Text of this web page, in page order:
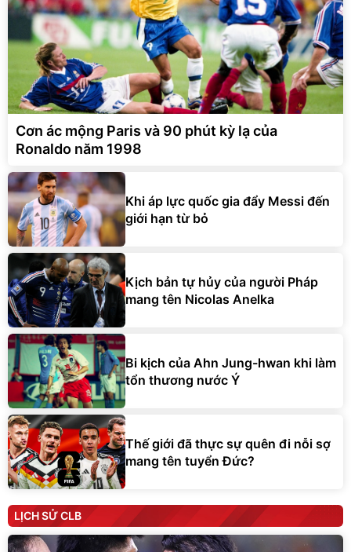
Cơn ác mộng Paris và 90 phút kỳ lạ của
Ronaldo năm 1998
Khi áp lực quốc gia đẩy Messi đến
giới hạn từ bỏ
Kịch bản tự hủy của người Pháp
mang tên Nicolas Anelka
Bi kịch của Ahn Jung-hwan khi làm
tổn thương nước Ý
Thế giới đã thực sự quên đi nỗi sợ
mang tên tuyển Đức?
LỊCH SỬ CLB